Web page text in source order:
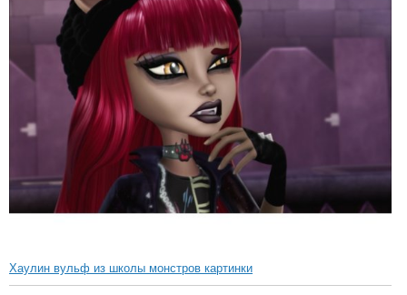
Хаулин вульф из школы монстров картинки